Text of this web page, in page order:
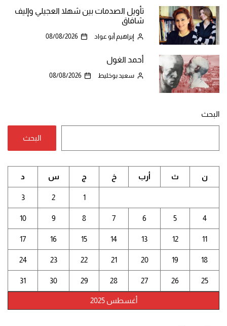
تأويل الصدمات بين شهلا العجيلي وإليف
شافاق
إبراهيم أبو عواد 08/08/2026
أحمد الغول
سعيد بوخليط 08/08/2026
البحث
البحث
أغسطس 2025
ن ث أرب خ ج س د
1
2
3
4
5
6
7
8
9
10
11
12
13
14
15
16
17
18
19
20
21
22
23
24
25
26
27
28
29
30
31